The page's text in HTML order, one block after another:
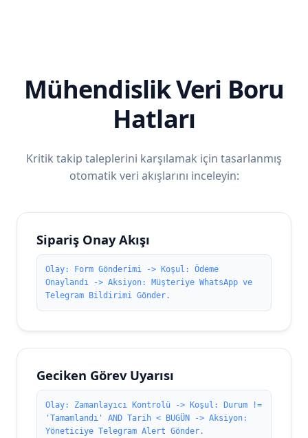
Mühendislik Veri Boru
Hatları
Kritik takip taleplerini karşılamak için tasarlanmış
otomatik veri akışlarını inceleyin:
Sipariş Onay Akışı
Olay: Form Gönderimi -> Koşul: Ödeme
Onaylandı -> Aksiyon: Müşteriye WhatsApp ve
Telegram Bildirimi Gönder.
Geciken Görev Uyarısı
Olay: Zamanlayıcı Kontrolü -> Koşul: Durum !=
'Tamamlandı' AND Tarih < BUGÜN -> Aksiyon:
Yöneticiye Telegram Alert Gönder.